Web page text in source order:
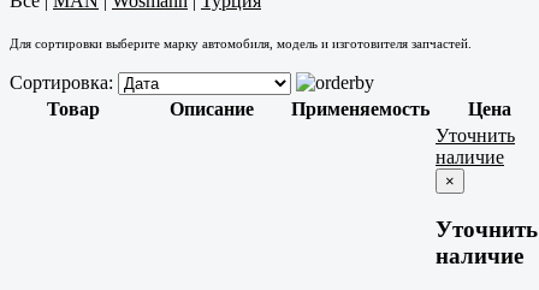
Для сортировки выберите марку автомобиля, модель и изготовителя запчастей.
Сортировка:
Товар
Описание Применяемость Цена
Уточнить
наличие
×
Уточнить
наличие